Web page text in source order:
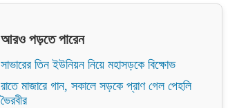
আরও পড়তে পারেন
সাভারের তিন ইউনিয়ন নিয়ে মহাসড়কে বিক্ষোভ
রাতে মাজারে গান, সকালে সড়কে প্রাণ গেল পেহলি
ভৈরবীর